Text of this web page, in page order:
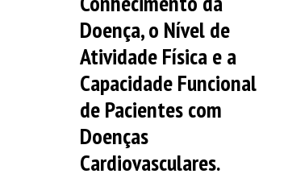
Doença, o Nível de
Atividade Física e a
Capacidade Funcional
de Pacientes com
Doenças
Cardiovasculares.